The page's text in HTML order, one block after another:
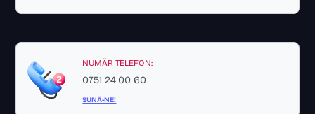
NUMĂR TELEFON:
0751 24 00 60
SUNĂ-NE!